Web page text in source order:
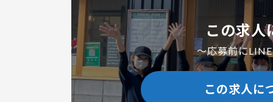
この求人
～応募前に
この求人に